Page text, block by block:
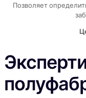
Позволяет